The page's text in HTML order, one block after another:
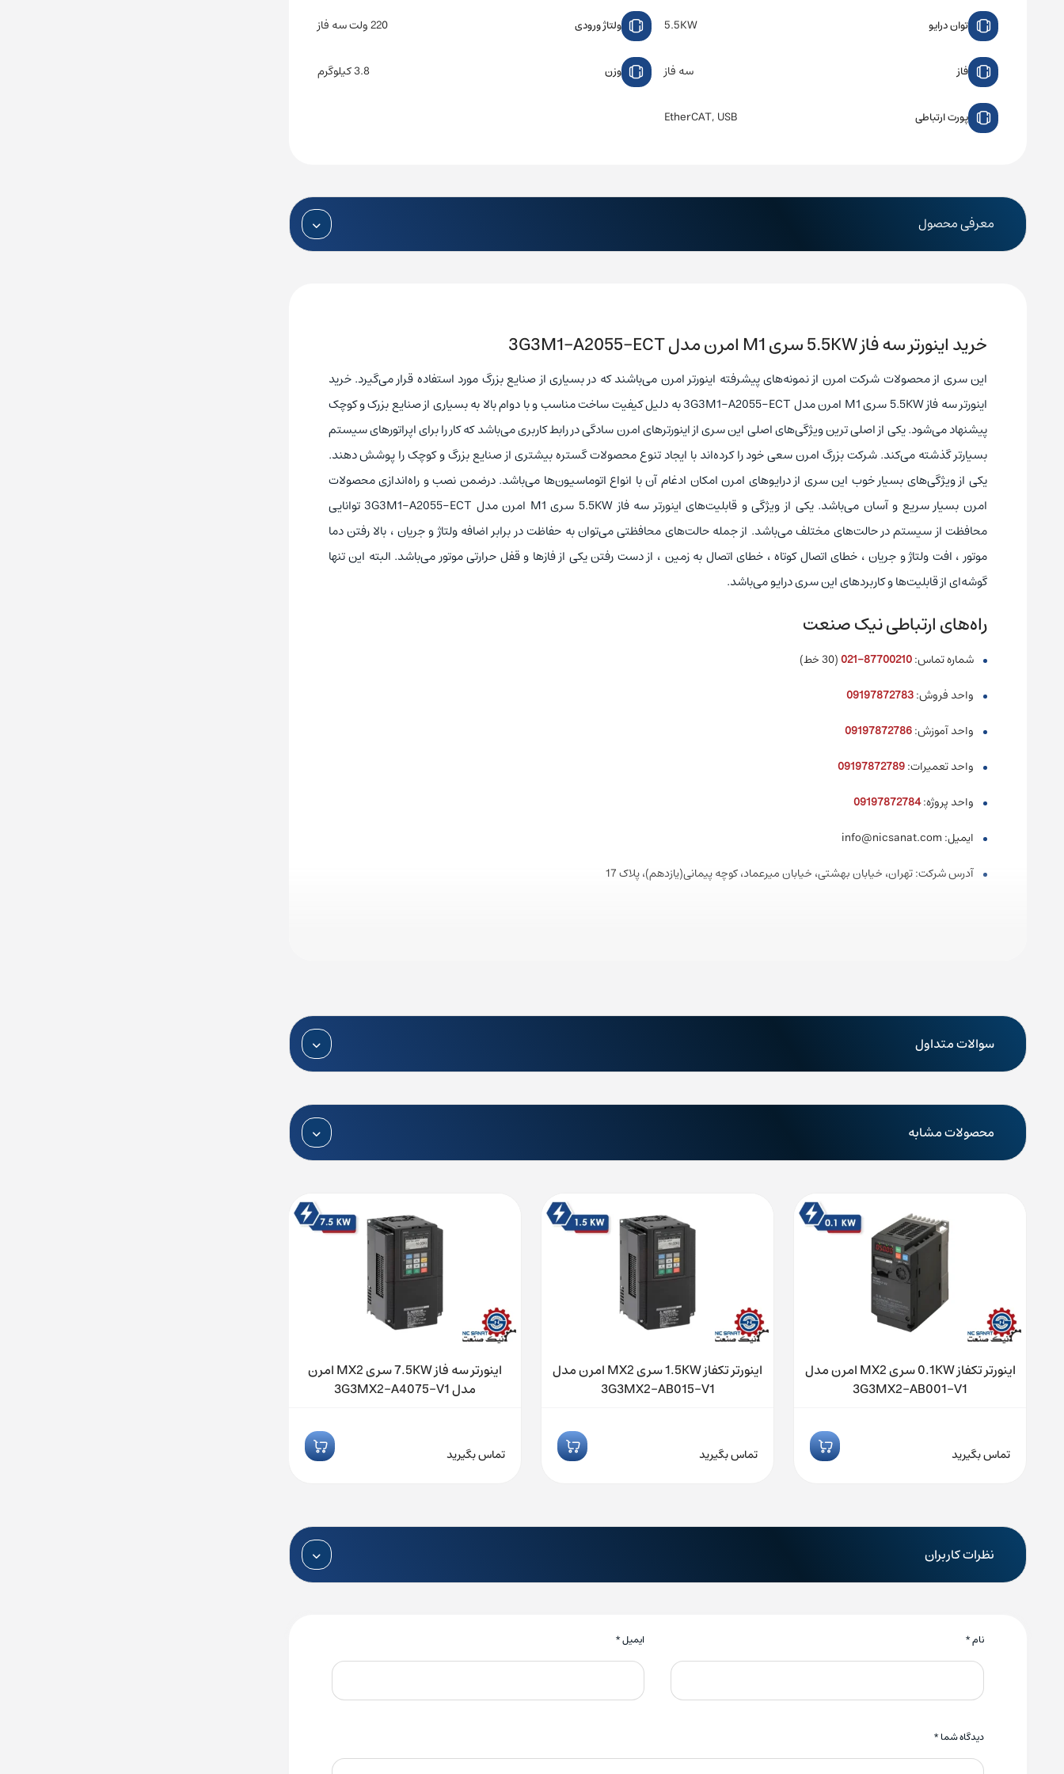
توان درایو 5.5KW ولتاژ ورودی 220 ولت سه فاز
فاز سه فاز وزن 3.8 کیلوگرم
پورت ارتباطی EtherCAT, USB
معرفی محصول
خرید اینورتر سه فاز 5.5KW سری M1 امرن مدل 3G3M1-A2055-ECT
این سری از محصولات شرکت امرن از نمونه‌های پیشرفته اینورتر امرن می‌باشند که در بسیاری از صنایع بزرگ مورد استفاده قرار می‌گیرد.خرید
اینورتر سه فاز 5.5KW سری M1 امرن مدل 3G3M1-A2055-ECT
به دلیل کیفیت ساخت مناسب و با دوام بالا به بسیاری از صنایع بزرک و کوچک
پیشنهاد می‌شود. یکی از اصلی ترین ویژگی‌های اصلی این سری از اینورترهای امرن سادگی در رابط‌ کاربری می‌باشد که کار را برای اپراتورهای سیستم
بسیارتر گذشته می‌کند. شرکت بزرگ امرن سعی خود را کرده‌اند با ایجاد تنوع محصولات گستره بیشتری از صنایع بزرگ و کوچک را پوشش دهند.
یکی از ویژگی‌های بسیار خوب این سری از درایوهای امرن امکان ادغام آن با انواع اتوماسیون‌ها می‌باشد. درضمن نصب و راه‌اندازی محصولات
امرن بسیار سریع و آسان می‌باشد.
یکی از ویژگی و قابلیت‌های اینورتر سه فاز 5.5KW سری M1 امرن مدل 3G3M1-A2055-ECT توانایی
محافظت از سیستم در حالت‌های مختلف می‌باشد. از جمله حالت‌های محافظتی می‌توان به حفاظت در برابر اضافه ولتاژ و جریان ، بالا رفتن دما
موتور ، افت ولتاژ و جریان ، خطای اتصال کوتاه ، خطای اتصال به زمین ، از دست رفتن یکی از فازها و قفل حرارتی موتور می‌باشد. البته این تنها
گوشه‌ای از قابلیت‌ها و کاربردهای این سری درایو می‌باشد.
راه‌های ارتباطی نیک صنعت
شماره تماس:87700210-021
(30 خط)
واحد فروش:09197872783
واحد آموزش:09197872786
واحد تعمیرات:09197872789
واحد پروژه:09197872784
ایمیل: info@nicsanat.com
آدرس شرکت: تهران، خیابان بهشتی، خیابان میرعماد، کوچه پیمانی(یازدهم)، پلاک 17
سوالات متداول
محصولات مشابه
اینورتر تکفاز 0.1KW سری MX2 امرن مدل
3G3MX2-AB001-V1
تماس بگیرید
اینورتر تکفاز 1.5KW سری MX2 امرن مدل
3G3MX2-AB015-V1
تماس بگیرید
اینورتر سه فاز 7.5KW سری MX2 امرن
مدل 3G3MX2-A4075-V1
تماس بگیرید
نظرات کاربران
نام* ایمیل*
دیدگاه شما*